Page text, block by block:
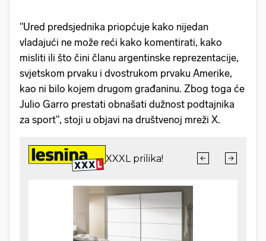
"Ured predsjednika priopćuje kako nijedan
vladajući ne može reći kako komentirati, kako
misliti ili što čini članu argentinske reprezentacije,
svjetskom prvaku i dvostrukom prvaku Amerike,
kao ni bilo kojem drugom građaninu. Zbog toga će
Julio Garro prestati obnašati dužnost podtajnika
za sport", stoji u objavi na društvenoj mreži X.